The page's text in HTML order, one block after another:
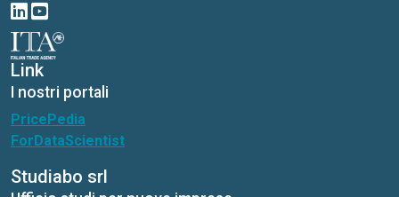
Link
I nostri portali
PricePedia
ForDataScientist
Studiabo srl